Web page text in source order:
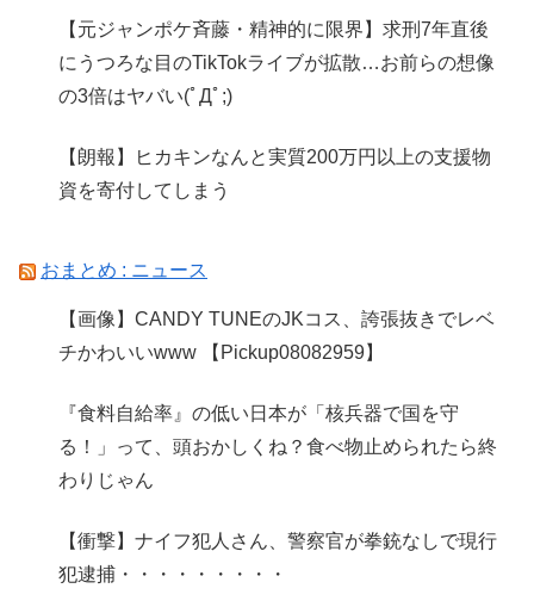
【元ジャンポケ斉藤・精神的に限界】求刑7年直後
にうつろな目のTikTokライブが拡散…お前らの想像
の3倍はヤバい(ﾟДﾟ;)
【朗報】ヒカキンなんと実質200万円以上の支援物
資を寄付してしまう
おまとめ : ニュース
【画像】CANDY TUNEのJKコス、誇張抜きでレベ
チかわいいwww 【Pickup08082959】
『食料自給率』の低い日本が「核兵器で国を守
る！」って、頭おかしくね？食べ物止められたら終
わりじゃん
【衝撃】ナイフ犯人さん、警察官が拳銃なしで現行
犯逮捕・・・・・・・・・